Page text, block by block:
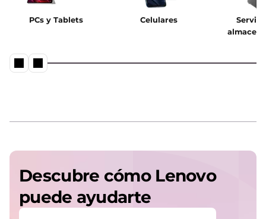
PCs y Tablets Celulares
Descubre cómo Lenovo
puede ayudarte